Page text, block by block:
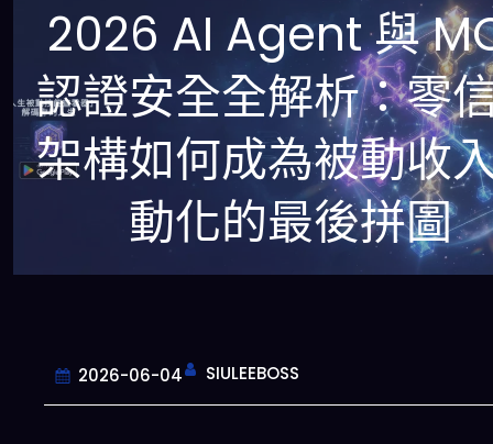
2026 AI Agent 與
認證安全全解析：零
架構如何成為被動收
動化的最後拼圖
2026-06-04 SIULEEBOSS